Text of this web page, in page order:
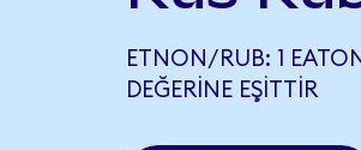
ETNON/RUB: 1
DEĞERINE EŞITTIR